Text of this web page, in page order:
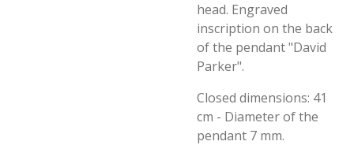
head. Engraved
inscription on the back
of the pendant "David
Parker".
Closed dimensions: 41
cm - Diameter of the
pendant 7 mm.